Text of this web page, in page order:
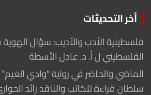
أخر التحديثات
فلسطينية الأدب والأديب: سؤال
الفلسطيني ل أ. د. عادل الأسطة
الماضي والحاضر في رواية “وادي الغيم”
سلطان قراءة للكاتب والناقد رائد